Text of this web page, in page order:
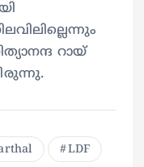
റായ്
LDF